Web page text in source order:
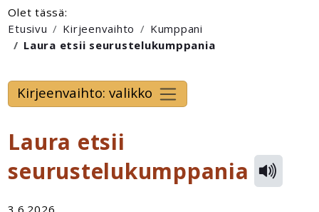
Olet tässä:
Etusivu
Kirjeenvaihto
Kumppani
Laura etsii seurustelukumppania
Kirjeenvaihto: valikko
Laura etsii
seurustelukumppania